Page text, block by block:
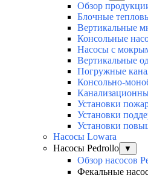
Обзор
Блочные
Вертикальные
Консольные
Насосы с
Вертикальные
Погружные
Консольно-
Установки
Установки
Установки
Насосы Lowara
Насосы Pedrollo
▼
Обзор насосов
Фекальные